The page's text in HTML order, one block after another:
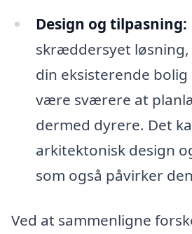
Design og tilpasning:
skræddersyet
din eksisterende bolig
være sværere at
dermed dyrere. Det
arkitektonisk design
som også påvirker
Ved at sammenligne